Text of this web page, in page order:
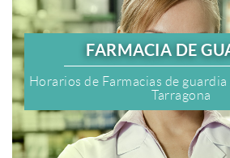
FARMACIA DE
Horarios de Farmacias de
Tarragona